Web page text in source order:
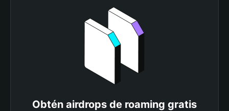
Obtén airdrops de roaming gratis